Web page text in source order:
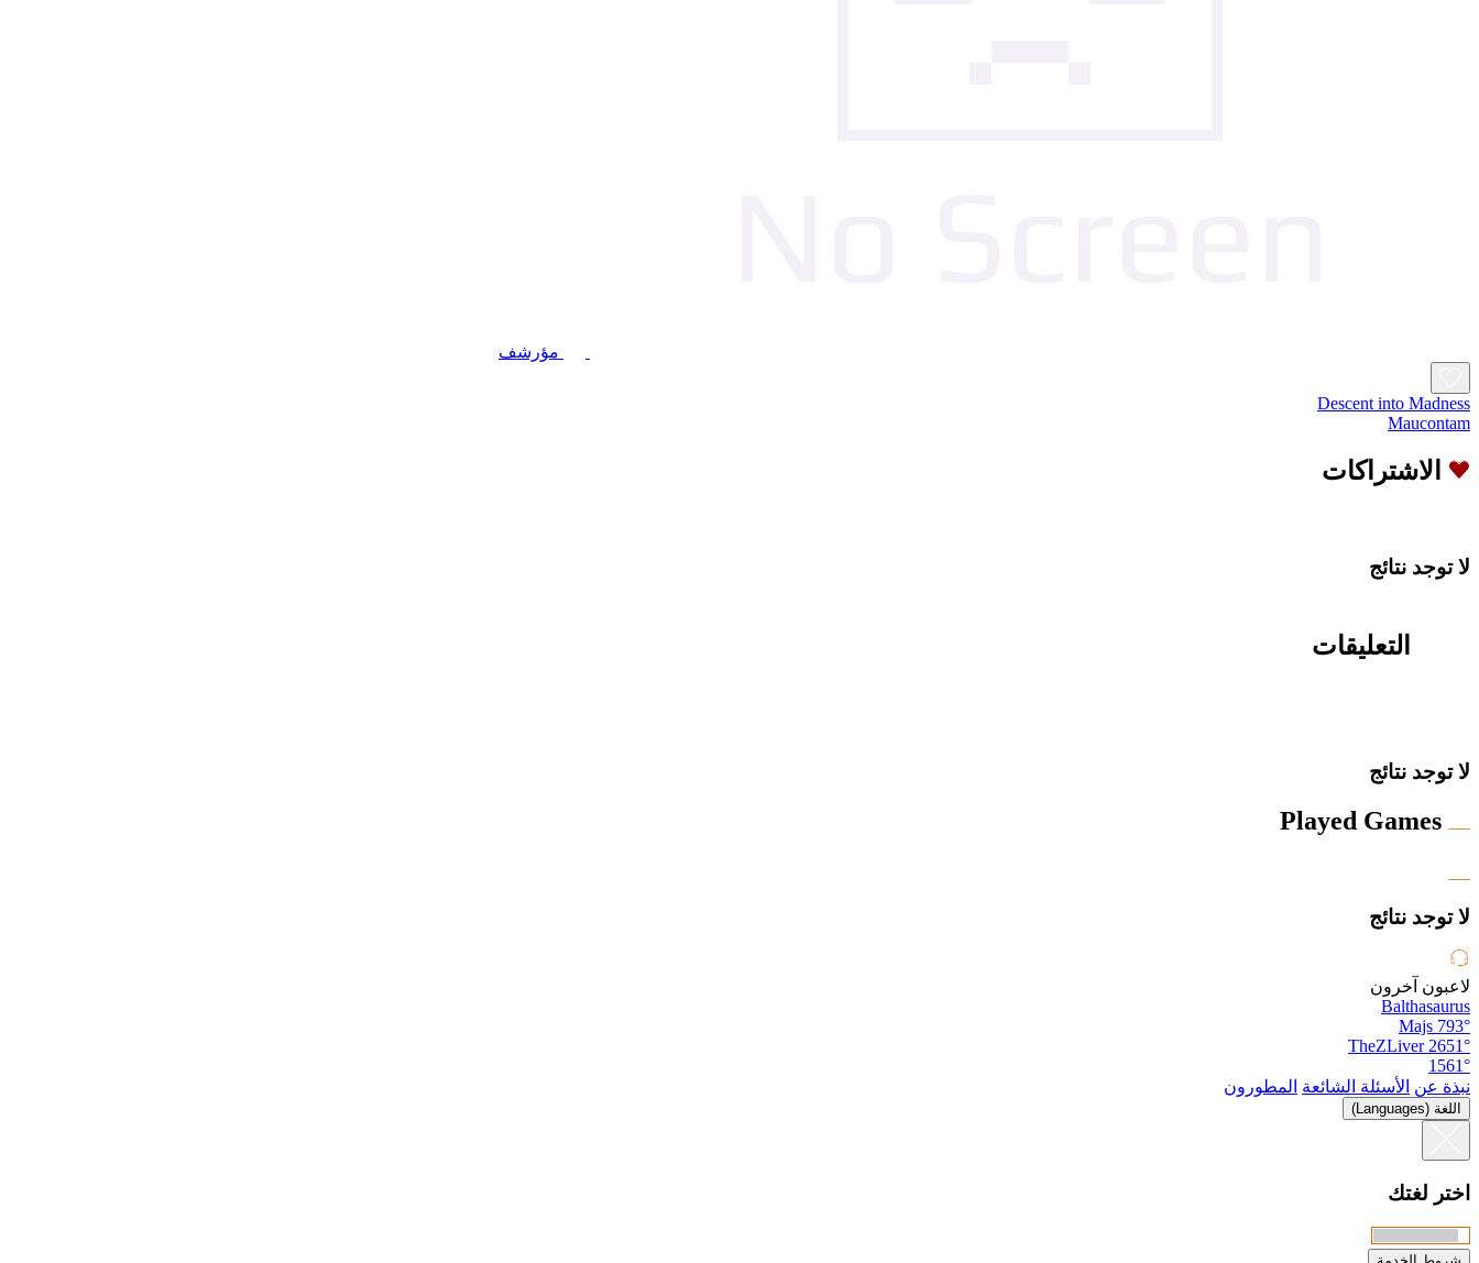
مؤرشف
Descent into Madness
Maucontam
الاشتراكات
لا توجد نتائج
التعليقات
لا توجد نتائج
Played Games
لا توجد نتائج
لاعبون آخرون
Balthasaurus
793°
Majs
2651°
TheZLiver
1561°
نبذة عن الأسئلة الشائعة المطورون
اللغة (Languages)
اختر لغتك